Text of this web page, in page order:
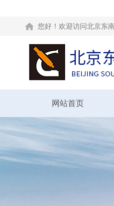
您好！欢迎访问北京东
网站首页